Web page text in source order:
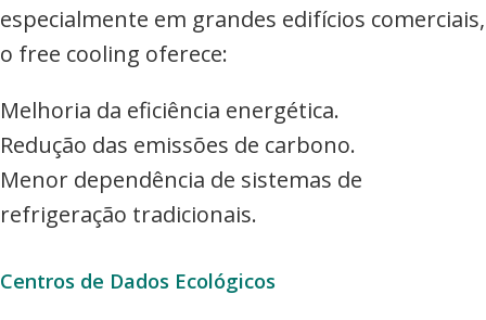
especialmente em grandes edifícios comerciais,
o free cooling oferece:
Melhoria da eficiência energética.
Redução das emissões de carbono.
Menor dependência de sistemas de
refrigeração tradicionais.
Centros de Dados Ecológicos